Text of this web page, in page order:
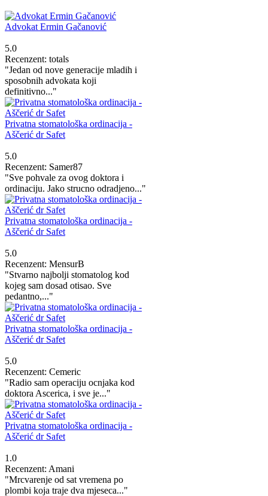
Advokat Ermin Gačanović
5.0
Recenzent: totals
"Jedan od nove generacije mladih i
sposobnih advokata koji
definitivno..."
Privatna stomatološka ordinacija -
Aščerić dr Safet
5.0
Recenzent: Samer87
"Sve pohvale za ovog doktora i
ordinaciju. Jako strucno odradjeno..."
Privatna stomatološka ordinacija -
Aščerić dr Safet
5.0
Recenzent: MensurB
"Stvarno najbolji stomatolog kod
kojeg sam dosad otisao. Sve
pedantno,..."
Privatna stomatološka ordinacija -
Aščerić dr Safet
5.0
Recenzent: Cemeric
"Radio sam operaciju ocnjaka kod
doktora Ascerica, i sve je..."
Privatna stomatološka ordinacija -
Aščerić dr Safet
1.0
Recenzent: Amani
"Mrcvarenje od sat vremena po
plombi koja traje dva mjeseca..."